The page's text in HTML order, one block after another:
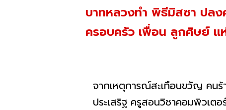
บาทหลวงทำ พิธีมิสซา ปล
ครอบครัว เพื่อน ลูกศิษย์ แ
จากเหตุการณ์สะเทือนขวัญ คนร้
ประเสริฐ ครูสอนวิชาคอมพิวเตอ